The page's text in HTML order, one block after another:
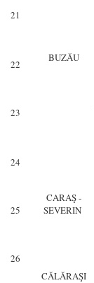
BUZĂU
21
22
23
24
25
CARAŞ -
SEVERIN
26
CĂLĂRAŞI